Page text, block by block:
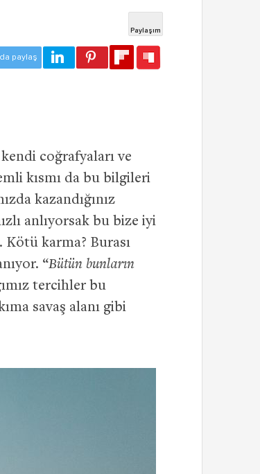
coğrafyaları ve
kısmı da bu bilgileri
kazandığınız
anlıyorsak bu bize iyi
karma? Burası
“Bütün bunların
tercihler bu
savaş alanı gibi